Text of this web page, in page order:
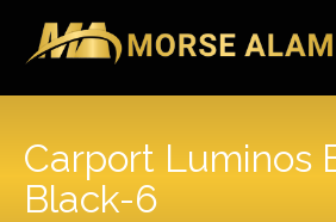
content
Carport Luminos
Black-6